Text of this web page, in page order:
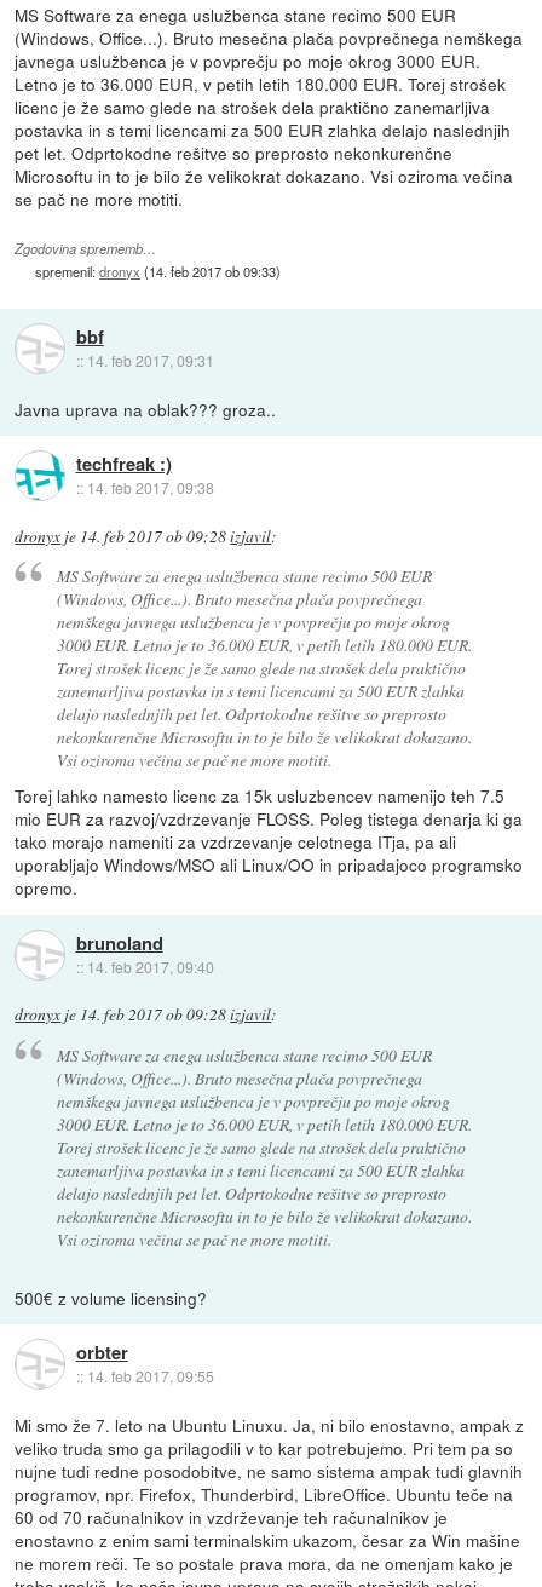
MS Software za enega uslužbenca stane recimo 500 EUR
(Windows, Office...). Bruto mesečna plača povprečnega nemškega
javnega uslužbenca je v povprečju po moje okrog 3000 EUR.
Letno je to 36.000 EUR, v petih letih 180.000 EUR. Torej strošek
licenc je že samo glede na strošek dela praktično zanemarljiva
postavka in s temi licencami za 500 EUR zlahka delajo naslednjih
pet let. Odprtokodne rešitve so preprosto nekonkurenčne
Microsoftu in to je bilo že velikokrat dokazano. Vsi oziroma večina
se pač ne more motiti.
Zgodovina sprememb…
spremenil:dronyx (14. feb 2017 ob 09:33)
bbf
:: 14. feb 2017, 09:31
Javna uprava na oblak??? groza..
techfreak :)
:: 14. feb 2017, 09:38
dronyx je 14. feb 2017 ob 09:28izjavil:
MS Software za enega uslužbenca stane recimo 500 EUR
(Windows, Office...). Bruto mesečna plača povprečnega
nemškega javnega uslužbenca je v povprečju po moje okrog
3000 EUR. Letno je to 36.000 EUR, v petih letih 180.000 EUR.
Torej strošek licenc je že samo glede na strošek dela praktično
zanemarljiva postavka in s temi licencami za 500 EUR zlahka
delajo naslednjih pet let. Odprtokodne rešitve so preprosto
nekonkurenčne Microsoftu in to je bilo že velikokrat dokazano.
Vsi oziroma večina se pač ne more motiti.
Torej lahko namesto licenc za 15k usluzbencev namenijo teh 7.5
mio EUR za razvoj/vzdrzevanje FLOSS. Poleg tistega denarja ki ga
tako morajo nameniti za vzdrzevanje celotnega ITja, pa ali
uporabljajo Windows/MSO ali Linux/OO in pripadajoco programsko
opremo.
brunoland
:: 14. feb 2017, 09:40
dronyx je 14. feb 2017 ob 09:28izjavil:
MS Software za enega uslužbenca stane recimo 500 EUR
(Windows, Office...). Bruto mesečna plača povprečnega
nemškega javnega uslužbenca je v povprečju po moje okrog
3000 EUR. Letno je to 36.000 EUR, v petih letih 180.000 EUR.
Torej strošek licenc je že samo glede na strošek dela praktično
zanemarljiva postavka in s temi licencami za 500 EUR zlahka
delajo naslednjih pet let. Odprtokodne rešitve so preprosto
nekonkurenčne Microsoftu in to je bilo že velikokrat dokazano.
Vsi oziroma večina se pač ne more motiti.
500€ z volume licensing?
orbter
:: 14. feb 2017, 09:55
Mi smo že 7. leto na Ubuntu Linuxu. Ja, ni bilo enostavno, ampak z
veliko truda smo ga prilagodili v to kar potrebujemo. Pri tem pa so
nujne tudi redne posodobitve, ne samo sistema ampak tudi glavnih
programov, npr. Firefox, Thunderbird, LibreOffice. Ubuntu teče na
60 od 70 računalnikov in vzdrževanje teh računalnikov je
enostavno z enim sami terminalskim ukazom, česar za Win mašine
ne morem reči. Te so postale prava mora, da ne omenjam kako je